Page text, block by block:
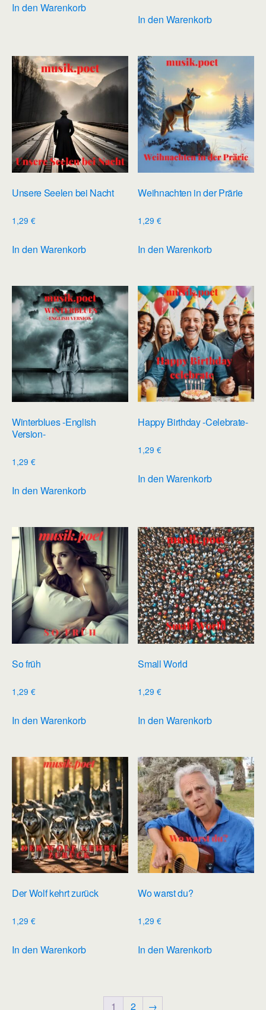
In den Warenkorb
In den Warenkorb
Unsere Seelen bei Nacht
1,29 €
In den Warenkorb
Weihnachten in der Prärie
1,29€
In den Warenkorb
Winterblues -English
Version-
1,29 €
In den Warenkorb
Happy Birthday -Celebrate-
1,29€
In den Warenkorb
So früh
1,29 €
In den Warenkorb
Small World
1,29€
In den Warenkorb
Der Wolf kehrt zurück
1,29 €
In den Warenkorb
Wo warst du?
1,29€
In den Warenkorb
1 2 →